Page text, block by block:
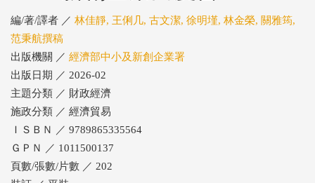
編/著/譯者 ／ 林佳靜, 王俐几, 古文潔, 徐明墐, 林金榮, 關雅筠,
范秉航撰稿
出版機關 ／ 經濟部中小及新創企業署
出版日期 ／ 2026-02
主題分類 ／ 財政經濟
施政分類 ／ 經濟貿易
ＩＳＢＮ ／ 9789865335564
ＧＰＮ ／ 1011500137
頁數/張數/片數 ／ 202